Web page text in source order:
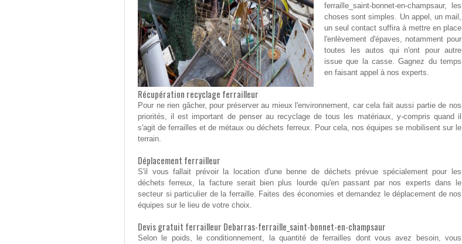
ferraille_saint-bonnet-en-champsaur, les
choses sont simples. Un appel, un mail,
un seul contact suffira à mettre en place
l'enlèvement d'épaves, notamment pour
toutes les autos qui n'ont pour autre
issue que la casse. Gagnez du temps
en faisant appel à nos experts.
Récupération recyclage ferrailleur
Pour ne rien gâcher, pour préserver au mieux l'environnement, car cela fait aussi partie de nos
priorités, il est important de penser au recyclage de tous les matériaux, y-compris quand il
s'agit de ferrailles et de métaux ou déchets ferreux. Pour cela, nos équipes se mobilisent sur le
terrain.
Déplacement ferrailleur
S'il vous fallait prévoir la location d'une benne de déchets prévue spécialement pour les
déchets ferreux, la facture serait bien plus lourde qu'en passant par nos experts dans le
secteur si particulier de la ferraille. Faites des économies et demandez le déplacement de nos
équipes sur le lieu de votre choix.
Devis gratuit ferrailleur Debarras-ferraille_saint-bonnet-en-champsaur
Selon le poids, le conditionnement, la quantité de ferrailles dont vous avez besoin, vous